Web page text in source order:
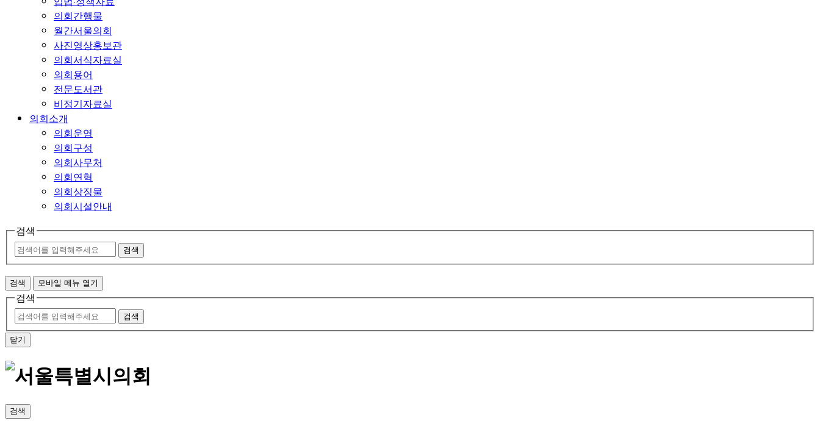
의회간행물
월간서울의회
사진영상홍보관
의회서식자료실
의회용어
전문도서관
비정기자료실
의회소개
의회운영
의회구성
의회사무처
의회연혁
의회상징물
의회시설안내
검색
검색
검색 모바일 메뉴 열기
검색
검색
닫기
검색